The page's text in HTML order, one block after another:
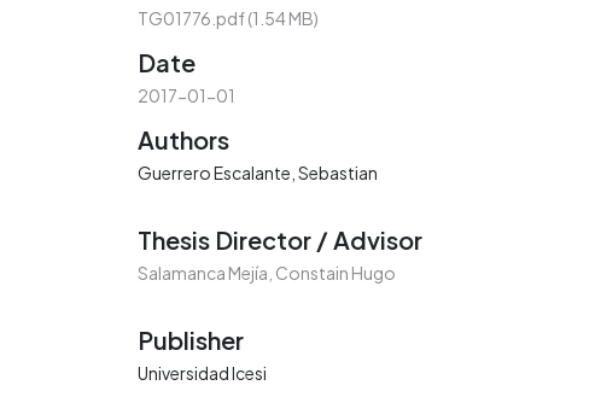
TG01776.pdf(1.54 MB)
Date
2017-01-01
Authors
Guerrero Escalante, Sebastian
Thesis Director / Advisor
Salamanca Mejía, Constain Hugo
Publisher
Universidad Icesi